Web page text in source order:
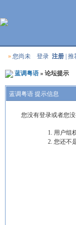
»您尚未 登录 注册| 推
蓝调粤语» 论坛提示
蓝调粤语 提示信息
您没有登录或者您
用户组
您还不